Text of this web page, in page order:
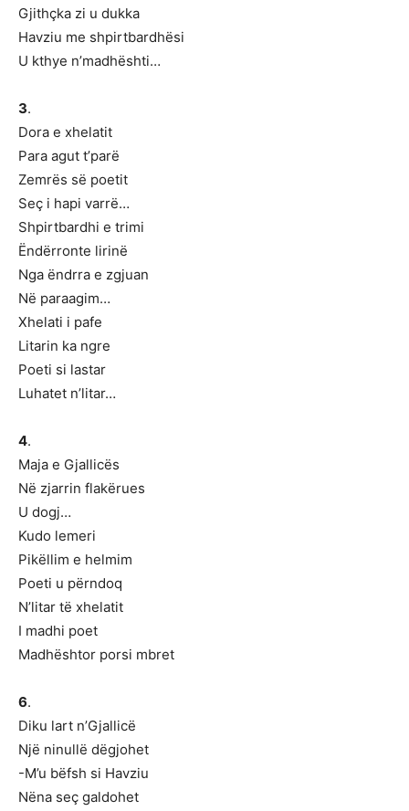
Gjithçka zi u dukka
Havziu me shpirtbardhësi
U kthye n’madhështi…
3.
Dora e xhelatit
Para agut t’parë
Zemrës së poetit
Seç i hapi varrë…
Shpirtbardhi e trimi
Ëndërronte lirinë
Nga ëndrra e zgjuan
Në paraagim…
Xhelati i pafe
Litarin ka ngre
Poeti si lastar
Luhatet n’litar…
4.
Maja e Gjallicës
Në zjarrin flakërues
U dogj…
Kudo lemeri
Pikëllim e helmim
Poeti u përndoq
N’litar të xhelatit
I madhi poet
Madhështor porsi mbret
6.
Diku lart n’Gjallicë
Një ninullë dëgjohet
-M’u bëfsh si Havziu
Nëna seç galdohet